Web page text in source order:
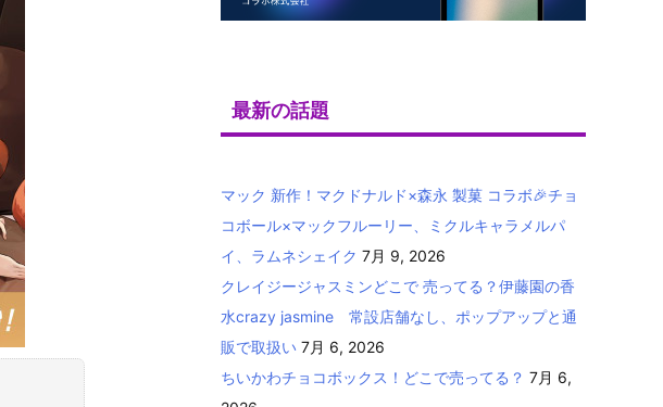
最新の話題
マック 新作！マクドナルド×森永 製菓 コラボ🎉チョ
コボール×マックフルーリー、ミクルキャラメルパ
イ、ラムネシェイク 7月 9, 2026
クレイジージャスミンどこで 売ってる？伊藤園の香
水crazy jasmine 常設店舗なし、ポップアップと通
販で取扱い 7月 6, 2026
ちいかわチョコボックス！どこで売ってる？ 7月 6,